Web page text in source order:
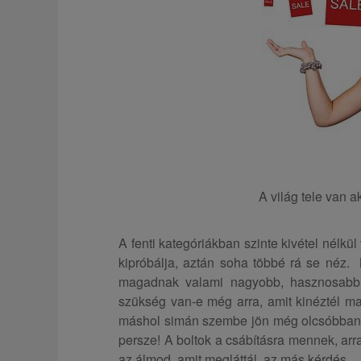
A világ tele van
A fenti kategóriákban szinte kivétel
kipróbálja, aztán soha többé rá se néz.
magadnak valami nagyobb,
szükség van-e még arra, amit kinéztél
máshol simán szembe jön még
persze! A boltok a csábításra mennek,